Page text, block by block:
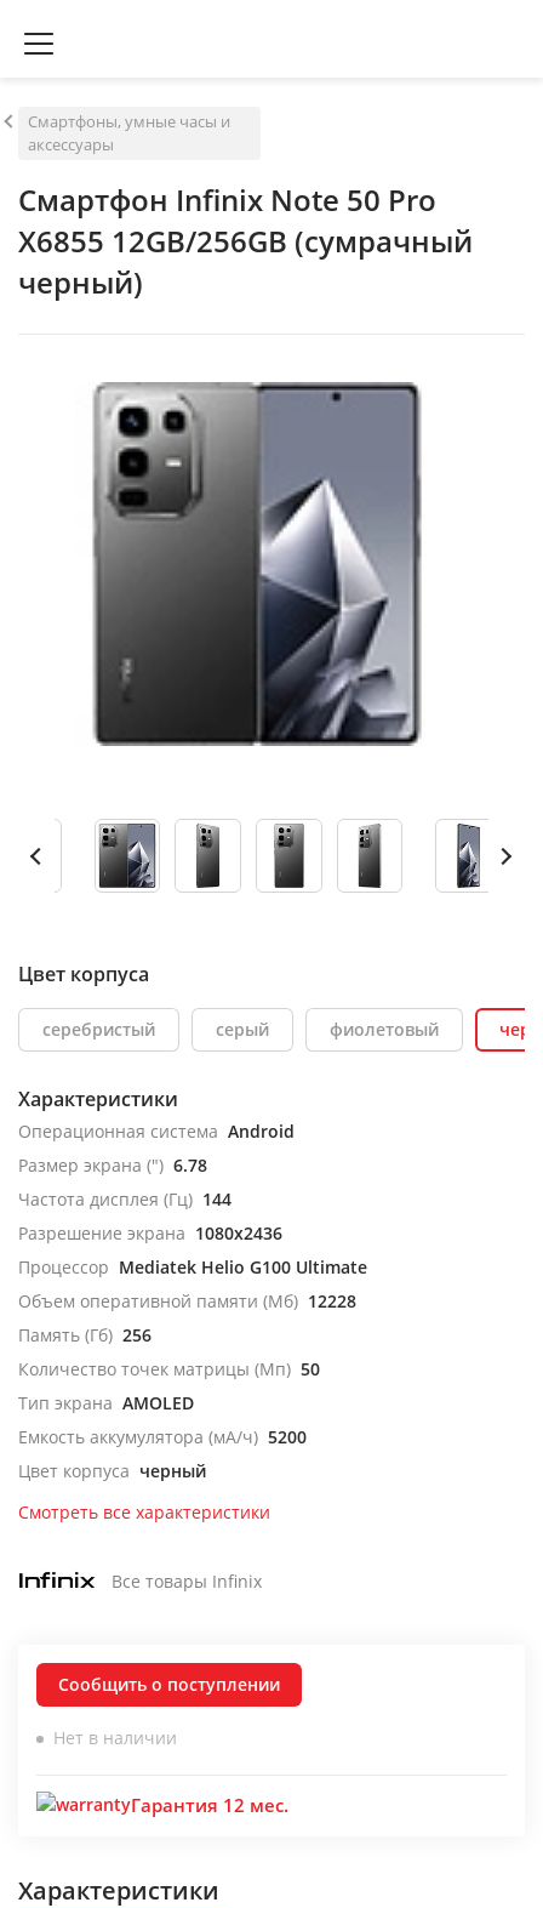
Смартфоны, умные часы и
аксессуары
Смартфон Infinix Note 50 Pro
X6855 12GB/256GB (сумрачный
черный)
Цвет корпуса
серебристый серый фиолетовый
Характеристики
Операционная система Android
Размер экрана (") 6.78
Частота дисплея (Гц) 144
Разрешение экрана 1080x2436
Процессор Mediatek Helio G100 Ultimate
Объем оперативной памяти (Мб) 12228
Память (Гб) 256
Количество точек матрицы (Мп) 50
Тип экрана AMOLED
Емкость аккумулятора (мА/ч) 5200
Цвет корпуса черный
Смотреть все характеристики
Все товары Infinix
Сообщить о поступлении
Нет в наличии
Гарантия 12 мес.
Характеристики